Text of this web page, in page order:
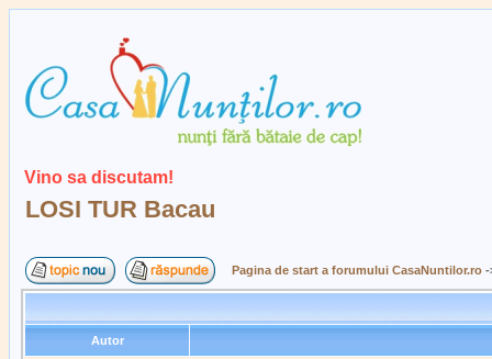
Vino sa discutam!
LOSI TUR Bacau
Pagina de start a forumului CasaNuntilor.ro
Autor